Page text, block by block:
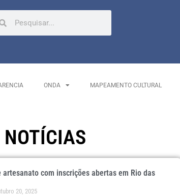
ONDA MAPEAMENTO CULTURAL
NOTÍCIAS
com inscrições abertas em Rio das
20, 2025